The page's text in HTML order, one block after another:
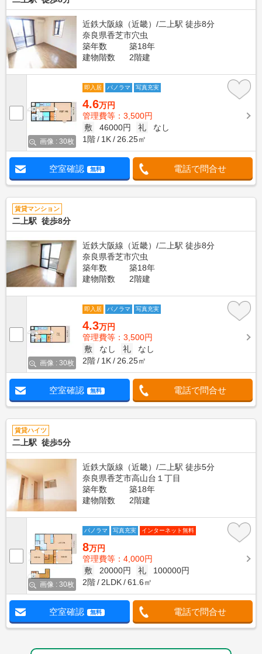
近鉄大阪線（近畿）/二上駅 徒歩8分
奈良県香芝市穴虫
築年数
築18年
建物階数
2階建
画像 : 30枚
即入居 パノラマ 写真充実
4.6万円
管理費等：3,500円
敷
46000円 礼
なし
1階
1K 26.25㎡
空室確認 無料 電話で問合せ
賃貸マンション
二上駅 徒歩8分
近鉄大阪線（近畿）/二上駅 徒歩8分
奈良県香芝市穴虫
築年数
築18年
建物階数
2階建
画像 : 30枚
即入居 パノラマ 写真充実
4.3万円
管理費等：3,500円
敷
なし 礼
なし
2階
1K 26.25㎡
空室確認 無料 電話で問合せ
賃貸ハイツ
二上駅 徒歩5分
近鉄大阪線（近畿）/二上駅 徒歩5分
奈良県香芝市高山台１丁目
築年数
築18年
建物階数
2階建
画像 : 30枚
パノラマ 写真充実 インターネット無料
8万円
管理費等：4,000円
敷
20000円 礼
100000円
2階
2LDK 61.6㎡
空室確認 無料 電話で問合せ